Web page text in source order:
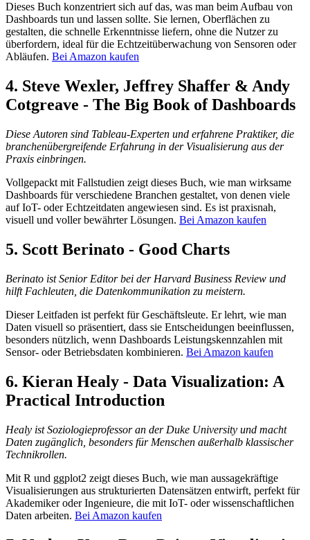
Dieses Buch konzentriert sich auf das, was man beim Aufbau von
Dashboards tun und lassen sollte. Sie lernen, Oberflächen zu
gestalten, die schnelle Erkenntnisse liefern, ohne die Nutzer zu
überfordern, ideal für die Echtzeitüberwachung von Sensoren oder
Abläufen. Bei Amazon kaufen
4. Steve Wexler, Jeffrey Shaffer & Andy
Cotgreave - The Big Book of Dashboards
Diese Autoren sind Tableau-Experten und erfahrene Praktiker, die
branchenübergreifende Erfahrung in der Visualisierung aus der
Praxis einbringen.
Vollgepackt mit Fallstudien zeigt dieses Buch, wie man wirksame
Dashboards für verschiedene Branchen gestaltet, von denen viele
auf IoT- oder Echtzeitdaten angewiesen sind. Es ist praxisnah,
visuell und voller bewährter Lösungen. Bei Amazon kaufen
5. Scott Berinato - Good Charts
Berinato ist Senior Editor bei der Harvard Business Review und
hilft Fachleuten, die Datenkommunikation zu meistern.
Dieser Leitfaden ist perfekt für Geschäftsleute. Er lehrt, wie man
Daten visuell so präsentiert, dass sie Entscheidungen beeinflussen,
besonders nützlich, wenn Dashboards Leistungskennzahlen mit
Sensor- oder Betriebsdaten kombinieren. Bei Amazon kaufen
6. Kieran Healy - Data Visualization: A
Practical Introduction
Healy ist Soziologieprofessor an der Duke University und macht
Daten zugänglich, besonders für Menschen außerhalb klassischer
Technikrollen.
Mit R und ggplot2 zeigt dieses Buch, wie man aussagekräftige
Visualisierungen aus strukturierten Datensätzen entwirft, perfekt für
Akademiker oder Ingenieure, die mit IoT- oder wissenschaftlichen
Daten arbeiten. Bei Amazon kaufen